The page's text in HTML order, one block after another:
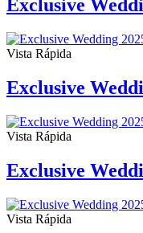
Exclusive
Vista Rápida
Exclusive
Vista Rápida
Exclusive
Vista Rápida